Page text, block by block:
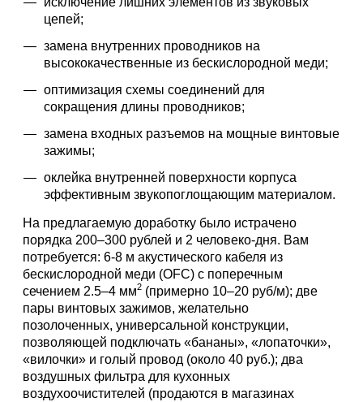
цепей;
замена внутренних проводников на
высококачественные из бескислородной меди;
оптимизация схемы соединений для
сокращения длины проводников;
замена входных разъемов на мощные винтовые
зажимы;
оклейка внутренней поверхности корпуса
эффективным звукопоглощающим материалом.
На предлагаемую доработку было истрачено
порядка 200–300 рублей и 2 человеко-дня. Вам
потребуется: 6-8 м акустического кабеля из
бескислородной меди (OFC) с поперечным
сечением 2.5–4 мм2 (примерно 10–20 руб/м); две
пары винтовых зажимов, желательно
позолоченных, универсальной конструкции,
позволяющей подключать «бананы», «лопаточки»,
«вилочки» и голый провод (около 40 руб.); два
воздушных фильтра для кухонных
воздухоочистителей (продаются в магазинах